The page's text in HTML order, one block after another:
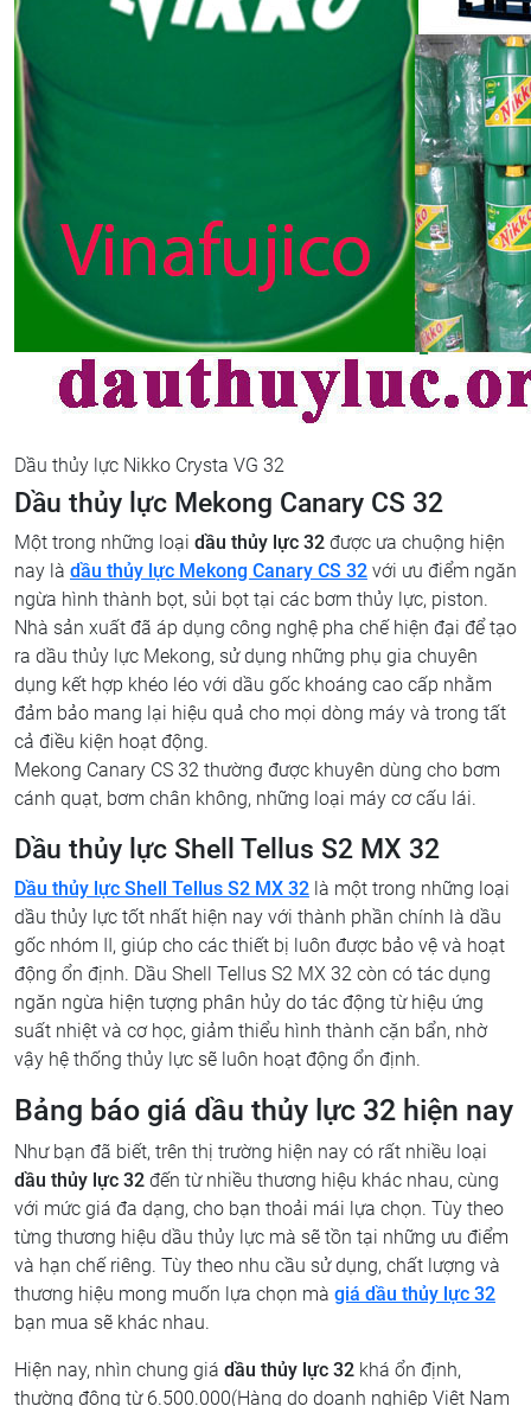
Dầu thủy lực Nikko Crysta VG 32
Dầu thủy lực Mekong Canary CS 32
Một trong những loại dầu thủy lực 32 được ưa chuộng hiện
nay là dầu thủy lực Mekong Canary CS 32 với ưu điểm ngăn
ngừa hình thành bọt, sủi bọt tại các bơm thủy lực, piston.
Nhà sản xuất đã áp dụng công nghệ pha chế hiện đại để tạo
ra dầu thủy lực Mekong, sử dụng những phụ gia chuyên
dụng kết hợp khéo léo với dầu gốc khoáng cao cấp nhằm
đảm bảo mang lại hiệu quả cho mọi dòng máy và trong tất
cả điều kiện hoạt động.
Mekong Canary CS 32 thường được khuyên dùng cho bơm
cánh quạt, bơm chân không, những loại máy cơ cấu lái.
Dầu thủy lực Shell Tellus S2 MX 32
Dầu thủy lực Shell Tellus S2 MX 32 là một trong những loại
dầu thủy lực tốt nhất hiện nay với thành phần chính là dầu
gốc nhóm II, giúp cho các thiết bị luôn được bảo vệ và hoạt
động ổn định. Dầu Shell Tellus S2 MX 32 còn có tác dụng
ngăn ngừa hiện tượng phân hủy do tác động từ hiệu ứng
suất nhiệt và cơ học, giảm thiểu hình thành cặn bẩn, nhờ
vậy hệ thống thủy lực sẽ luôn hoạt động ổn định.
Bảng báo giá dầu thủy lực 32 hiện nay
Như bạn đã biết, trên thị trường hiện nay có rất nhiều loại
dầu thủy lực 32 đến từ nhiều thương hiệu khác nhau, cùng
với mức giá đa dạng, cho bạn thoải mái lựa chọn. Tùy theo
từng thương hiệu dầu thủy lực mà sẽ tồn tại những ưu điểm
và hạn chế riêng. Tùy theo nhu cầu sử dụng, chất lượng và
thương hiệu mong muốn lựa chọn mà giá dầu thủy lực 32
bạn mua sẽ khác nhau.
Hiện nay, nhìn chung giá dầu thủy lực 32 khá ổn định,
thường động từ 6.500.000(Hàng do doanh nghiệp Việt Nam